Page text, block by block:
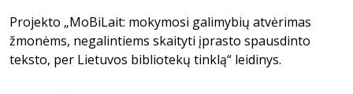
Projekto „MoBiLait: mokymosi galimybių atvėrimas
žmonėms, negalintiems skaityti įprasto spausdinto
teksto, per Lietuvos bibliotekų tinklą“ leidinys.